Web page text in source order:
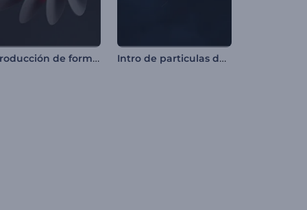
Introducción de formas abstractas giratorias Intro de particulas de fuego